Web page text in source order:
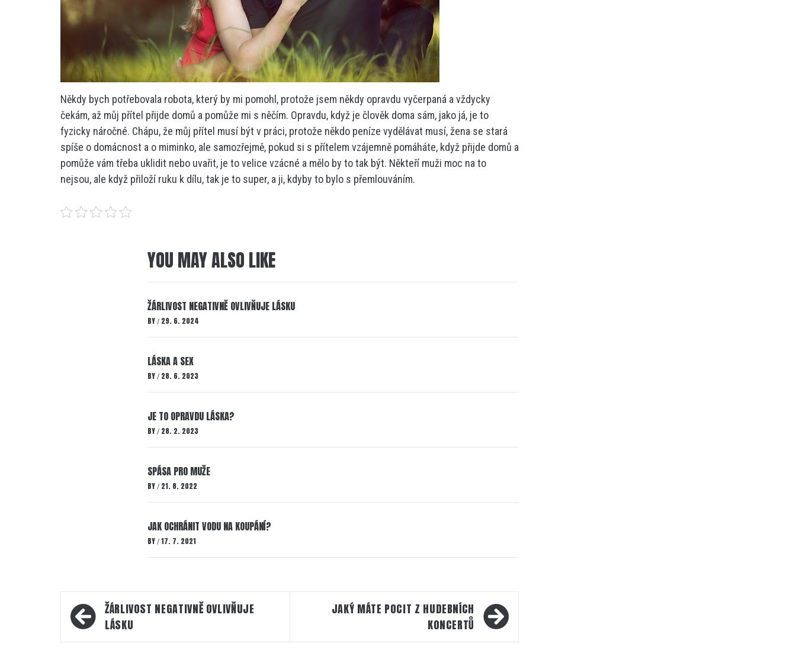
Někdy bych potřebovala robota, který by mi pomohl, protože jsem někdy opravdu vyčerpaná a vždycky
čekám, až můj přítel přijde domů a pomůže mi s něčím. Opravdu, když je člověk doma sám, jako já, je to
fyzicky náročné. Chápu, že můj přítel musí být v práci, protože někdo peníze vydělávat musí, žena se stará
spíše o domácnost a o miminko, ale samozřejmě, pokud si s přítelem vzájemně pomáháte, když přijde domů a
pomůže vám třeba uklidit nebo uvařit, je to velice vzácné a mělo by to tak být. Někteří muži moc na to
nejsou, ale když přiloží ruku k dílu, tak je to super, a ji, kdyby to bylo s přemlouváním.
YOU MAY ALSO LIKE
ŽÁRLIVOST NEGATIVNĚ OVLIVŇUJE LÁSKU
BY / 29. 6. 2024
LÁSKA A SEX
BY / 28. 6. 2023
JE TO OPRAVDU LÁSKA?
BY / 28. 2. 2023
SPÁSA PRO MUŽE
BY / 21. 8. 2022
JAK OCHRÁNIT VODU NA KOUPÁNÍ?
BY / 17. 7. 2021
Navigace
pro
ŽÁRLIVOST NEGATIVNĚ OVLIVŇUJE
LÁSKU
JAKÝ MÁTE POCIT Z HUDEBNÍCH
KONCERTŮ